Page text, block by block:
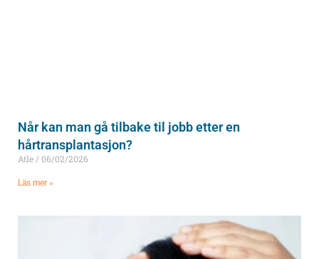
Når kan man gå tilbake til jobb etter en
hårtransplantasjon?
Atle 06/02/2026
Läs mer »